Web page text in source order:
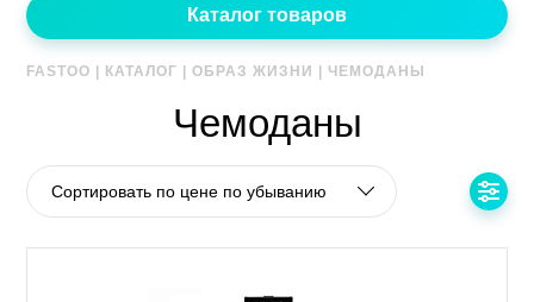
Каталог товаров
FASTOO КАТАЛОГ |ОБРАЗ ЖИЗНИ ЧЕМОДАНЫ
Чемоданы
Сортировать по цене по убыванию